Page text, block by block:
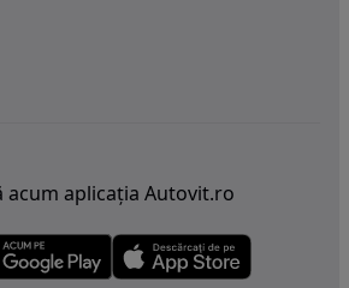
acum aplicația Autovit.ro